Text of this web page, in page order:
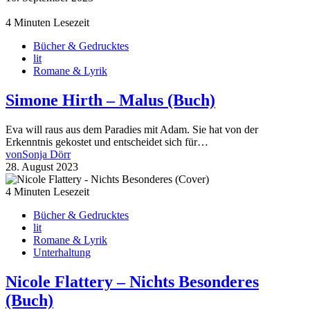
4 Minuten Lesezeit
Bücher & Gedrucktes
lit
Romane & Lyrik
Simone Hirth – Malus (Buch)
Eva will raus aus dem Paradies mit Adam. Sie hat von der
Erkenntnis gekostet und entscheidet sich für…
vonSonja Dörr
28. August 2023
4 Minuten Lesezeit
Bücher & Gedrucktes
lit
Romane & Lyrik
Unterhaltung
Nicole Flattery – Nichts Besonderes
(Buch)